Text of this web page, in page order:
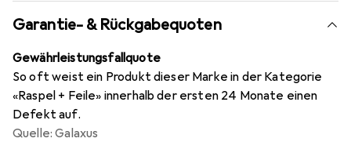
Garantie- & Rückgabequoten
Gewährleistungsfallquote
So oft weist ein Produkt dieser Marke in der Kategorie
«Raspel + Feile» innerhalb der ersten 24 Monate einen
Defekt auf.
Quelle: Galaxus